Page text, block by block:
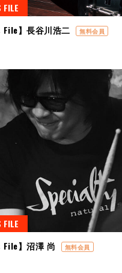
FILE
File】長谷川浩二
無料会員
FILE
File】沼澤 尚
無料会員